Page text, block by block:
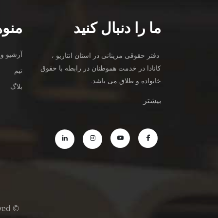
ما را دنبال کنید
دفتر حقوقی مزینانی در استان انتاریو ،
کانادا در خدمت هموطنان در رابطه با حقوق
خانواده و طلاق می باشد.
بیشتر
آرشیو
تیم
بلاگ
© Copyright © MazinaniDivorceLawyers.com 2021/All Rights Reserved